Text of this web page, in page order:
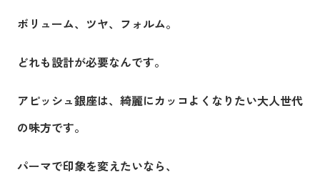
ボリューム、ツヤ、フォルム。
どれも設計が必要なんです。
アピッシュ銀座は、綺麗にカッコよくなりたい大人世代
の味方です。
パーマで印象を変えたいなら、